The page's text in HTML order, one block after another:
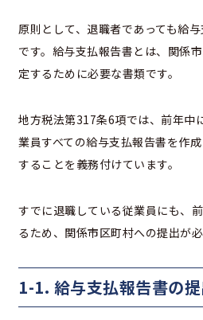
原則として、退職者であっても給
です。給与支払報告書とは、関係
定するために必要な書類です。
地方税法第317条6項では、前年中
業員すべての給与支払報告書を作
することを義務付けています。
すでに退職している従業員にも、
るため、関係市区町村への提出が必
1-1. 給与支払報告書の